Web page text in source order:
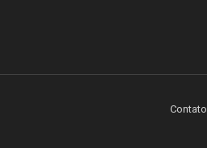
Contato